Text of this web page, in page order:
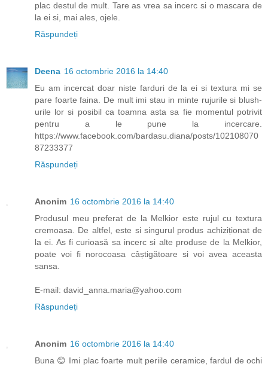
plac destul de mult. Tare as vrea sa incerc si o mascara de
la ei si, mai ales, ojele.
Răspundeți
Deena 16 octombrie 2016 la 14:40
Eu am incercat doar niste farduri de la ei si textura mi se
pare foarte faina. De mult imi stau in minte rujurile si blush-
urile lor si posibil ca toamna asta sa fie momentul potrivit
pentru a le pune la incercare.
https://www.facebook.com/bardasu.diana/posts/102108070
87233377
Răspundeți
Anonim 16 octombrie 2016 la 14:40
Produsul meu preferat de la Melkior este rujul cu textura
cremoasa. De altfel, este si singurul produs achiziționat de
la ei. As fi curioasă sa incerc si alte produse de la Melkior,
poate voi fi norocoasa câștigătoare si voi avea aceasta
sansa.
E-mail: david_anna.maria@yahoo.com
Răspundeți
Anonim 16 octombrie 2016 la 14:40
Buna 😊 Imi plac foarte mult periile ceramice, fardul de ochi